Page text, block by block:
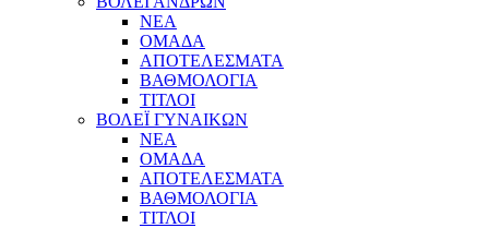
ΝΕΑ
ΟΜΑΔΑ
ΑΠΟΤΕΛΕΣΜΑΤΑ
ΒΑΘΜΟΛΟΓΙΑ
ΤΙΤΛΟΙ
ΒΟΛΕΪ ΓΥΝΑΙΚΩΝ
ΝΕΑ
ΟΜΑΔΑ
ΑΠΟΤΕΛΕΣΜΑΤΑ
ΒΑΘΜΟΛΟΓΙΑ
ΤΙΤΛΟΙ